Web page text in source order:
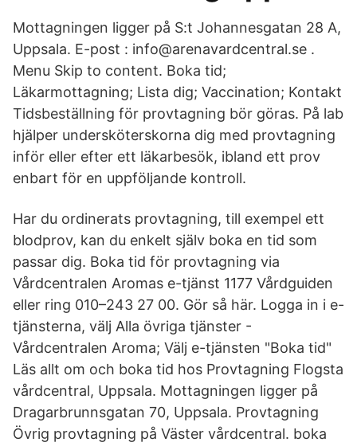
Mottagningen ligger på S:t Johannesgatan 28 A,
Uppsala. E-post : info@arenavardcentral.se .
Menu Skip to content. Boka tid;
Läkarmottagning; Lista dig; Vaccination; Kontakt
Tidsbeställning för provtagning bör göras. På lab
hjälper undersköterskorna dig med provtagning
inför eller efter ett läkarbesök, ibland ett prov
enbart för en uppföljande kontroll.
Har du ordinerats provtagning, till exempel ett
blodprov, kan du enkelt själv boka en tid som
passar dig. Boka tid för provtagning via
Vårdcentralen Aromas e-tjänst 1177 Vårdguiden
eller ring 010–243 27 00. Gör så här. Logga in i e-
tjänsterna, välj Alla övriga tjänster -
Vårdcentralen Aroma; Välj e-tjänsten "Boka tid"
Läs allt om och boka tid hos Provtagning Flogsta
vårdcentral, Uppsala. Mottagningen ligger på
Dragarbrunnsgatan 70, Uppsala. Provtagning
Övrig provtagning på Väster vårdcentral. boka